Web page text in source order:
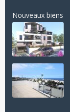
Nouveaux biens